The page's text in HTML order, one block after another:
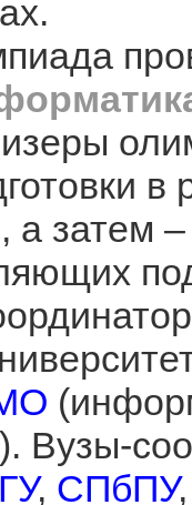
а затем
Вузы-
, СПбПУ